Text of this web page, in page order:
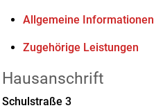
Allgemeine Informationen
Zugehörige Leistungen
Hausanschrift
Schulstraße 3